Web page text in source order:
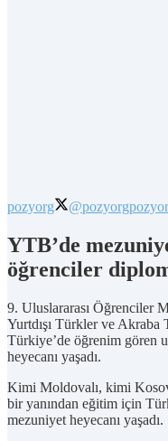
pozyorg @pozyorg
YTB’de
öğrenciler
9. Uluslararası Öğrenciler
Yurtdışı Türkler ve Akraba
Türkiye’de öğrenim gören
heyecanı yaşadı.
Kimi Moldovalı, kimi
bir yanından eğitim için
mezuniyet heyecanı yaşadı.